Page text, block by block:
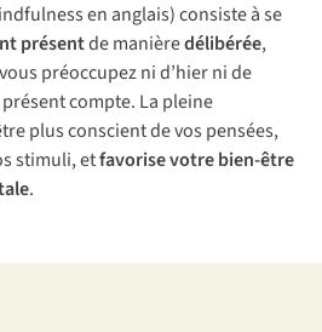
en anglais) consiste à se
présentde manièredélibérée,
préoccupez ni d’hier ni de
compte. La pleine
plus conscient de vos pensées,
stimuli, etfavorise votre bien-être
.